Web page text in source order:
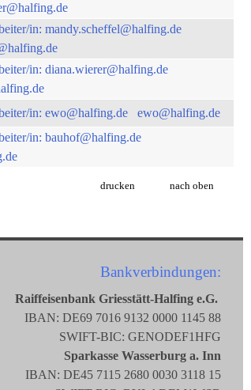
ewo@halfing.de
drucken nach oben
Bankverbindungen:
Raiffeisenbank Griesstätt-Halfing e.G.
IBAN: DE69 7016 9132 0000 1145 88
SWIFT-BIC: GENODEF1HFG
Sparkasse Wasserburg a. Inn
IBAN: DE45 7115 2680 0030 3118 15